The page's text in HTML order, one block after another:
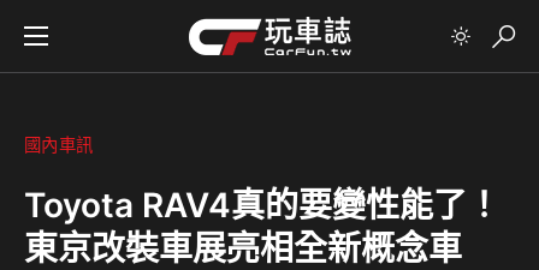
國內車訊
Toyota RAV4真的要變性能了！
東京改裝車展亮相全新概念車